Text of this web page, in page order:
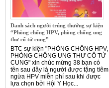
Danh sách người trúng thưởng sự kiện
“Phòng chống HPV, phòng chống ung
thư cổ tử cung”
BTC sự kiện "PHÒNG CHỐNG HPV,
PHÒNG CHỐNG UNG THƯ CỔ TỬ
CUNG" xin chúc mừng 38 bạn có
tên sau đây là người được tặng tiêm
ngừa HPV miễn phí sau khi được
lựa chọn bởi Hội Y Học...